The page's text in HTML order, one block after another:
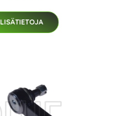
LISÄTIETOJA